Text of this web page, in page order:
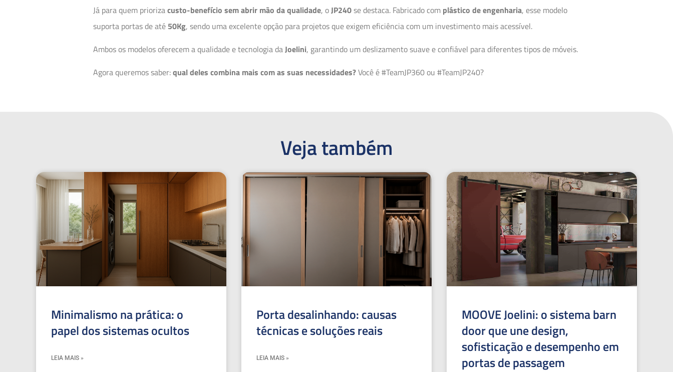
Já para quem priorizacusto-benefício sem abrir mão da qualidade, oJP240se destaca. Fabricado com plástico de engenharia, esse modelo
suporta portas de até 50Kg, sendo uma excelente opção para projetos que exigem eficiência com um investimento mais acessível.
Ambos os modelos oferecem a qualidade e tecnologia daJoelini, garantindo um deslizamento suave e confiável para diferentes tipos de móveis.
Agora queremos saber:qual deles combina mais com as suas necessidades?Você é #TeamJP360 ou #TeamJP240?
Veja também
Minimalismo na prática: o
papel dos sistemas ocultos
LEIA MAIS »
Porta desalinhando: causas
técnicas e soluções reais
LEIA MAIS »
MOOVE Joelini: o sistema barn
door que une design,
sofisticação e desempenho em
portas de passagem